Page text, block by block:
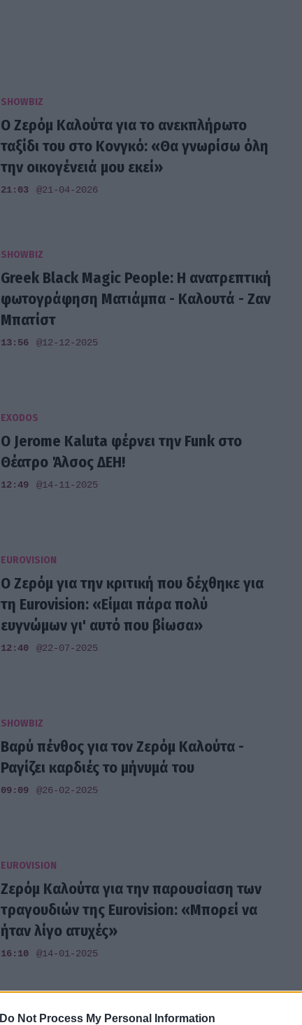
Do Not Process My Personal Information
SHOWBIZ
Ο Ζερόμ Καλούτα για το ανεκπλήρωτο
ταξίδι του στο Κονγκό: «Θα γνωρίσω όλη
την οικογένειά μου εκεί»
21:03 @21-04-2026
SHOWBIZ
Greek Black Magic People: Η ανατρεπτική
φωτογράφηση Ματιάμπα - Καλουτά - Ζαν
Μπατίστ
13:56 @12-12-2025
EXODOS
Ο Jerome Kaluta φέρνει την Funk στο
Θέατρο Άλσος ΔΕΗ!
12:49 @14-11-2025
EUROVISION
Ο Ζερόμ για την κριτική που δέχθηκε για
τη Eurovision: «Είμαι πάρα πολύ
ευγνώμων γι' αυτό που βίωσα»
12:40 @22-07-2025
SHOWBIZ
Βαρύ πένθος για τον Ζερόμ Καλούτα -
Ραγίζει καρδιές το μήνυμά του
09:09 @26-02-2025
EUROVISION
Ζερόμ Καλούτα για την παρουσίαση των
τραγουδιών της Eurovision: «Μπορεί να
ήταν λίγο ατυχές»
16:10 @14-01-2025
MEDIA